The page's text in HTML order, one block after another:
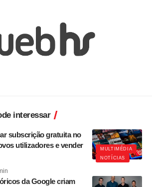
interessar
MULTIMÉDIA
NOTÍCIAS
subscrição gratuita no
utilizadores e vender
da Google criam